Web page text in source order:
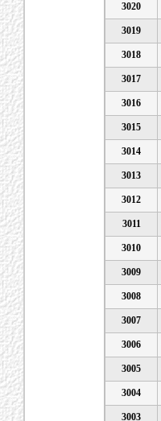
3020
3019
3018
3017
3016
3015
3014
3013
3012
3011
3010
3009
3008
3007
3006
3005
3004
3003